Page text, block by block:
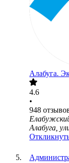
Алабуга.
4.6
•
948
Алабуга,